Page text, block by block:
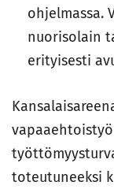
ohjelmassa.
nuorisolain
erityisesti
toteutuneeksi